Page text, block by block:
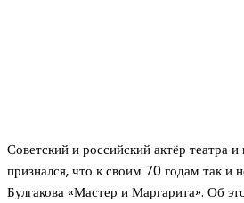
Советский и российский актёр театра
признался, что к своим 70 годам так и
Булгакова «Мастер и Маргарита». Об